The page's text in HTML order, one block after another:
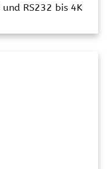
RS232 bis 4K